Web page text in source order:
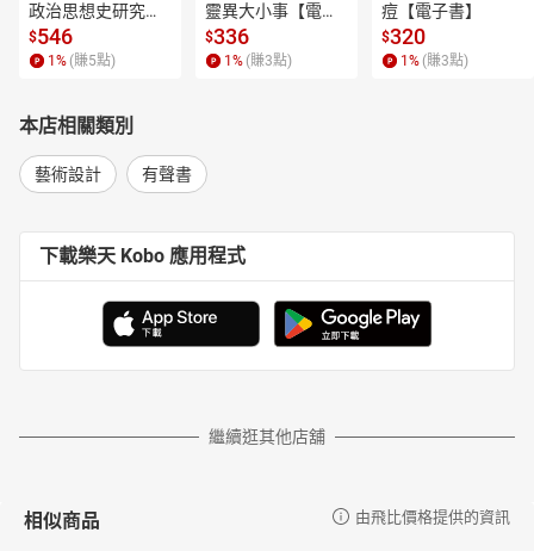
政治思想史研究
【電子書】
$546
1 % (賺5點)
靈異大小事【電子
書】
$336
1 % (賺3點)
痘【電子書】
$320
1 % (賺3點)
本店相關類別
藝術設計 有聲書
下載樂天 Kobo 應用程式
繼續逛其他店舖
相似商品 由飛比價格提供的資訊